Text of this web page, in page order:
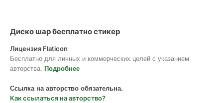
Диско шар бесплатно стикер
Лицензия Flaticon
Бесплатно для личных и коммерческих целей с указанием
авторства. Подробнее
Ссылка на авторство обязательна.
Как ссылаться на авторство?